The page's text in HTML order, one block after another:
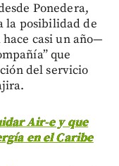
Ponedera,
la posibilidad de
casi un año—
que
del servicio
Air-e y que
en el Caribe